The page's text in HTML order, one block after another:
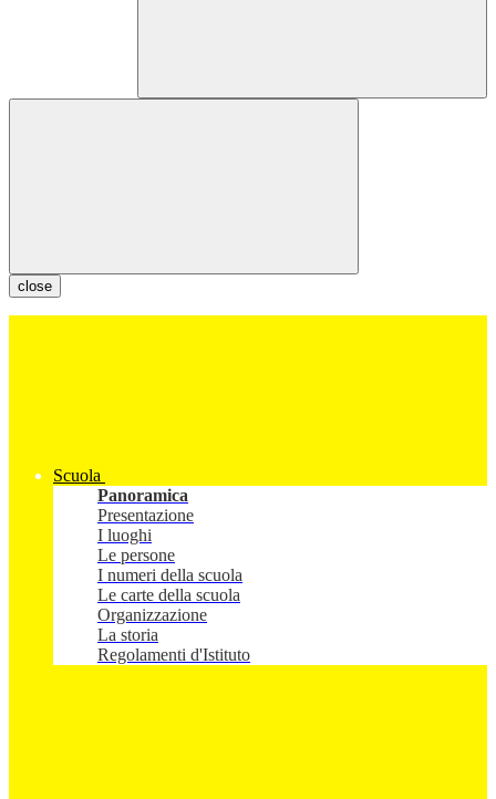
close
Scuola
Panoramica
Presentazione
I luoghi
Le persone
I numeri della scuola
Le carte della scuola
Organizzazione
La storia
Regolamenti d'Istituto